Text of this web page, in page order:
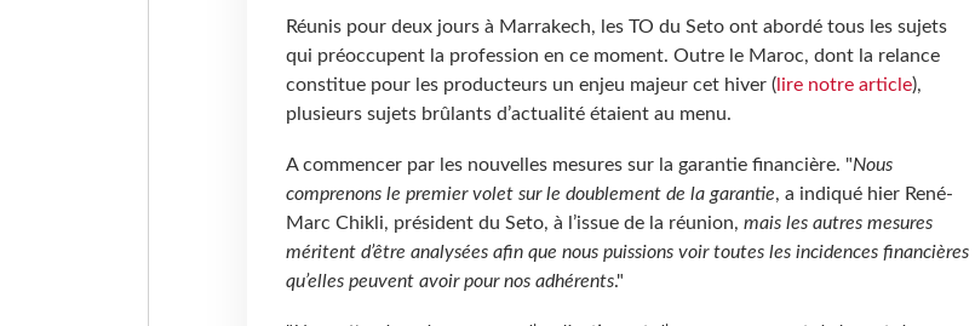
Réunis pour deux jours à Marrakech, les TO du Seto ont abordé tous les sujets
qui préoccupent la profession en ce moment. Outre le Maroc, dont la relance
constitue pour les producteurs un enjeu majeur cet hiver (lire notre article),
plusieurs sujets brûlants d’actualité étaient au menu.
A commencer par les nouvelles mesures sur la garantie financière. "Nous
comprenons le premier volet sur le doublement de la garantie, a indiqué hier René-
Marc Chikli, président du Seto, à l’issue de la réunion, mais les autres mesures
méritent d’être analysées afin que nous puissions voir toutes les incidences financières
qu’elles peuvent avoir pour nos adhérents."